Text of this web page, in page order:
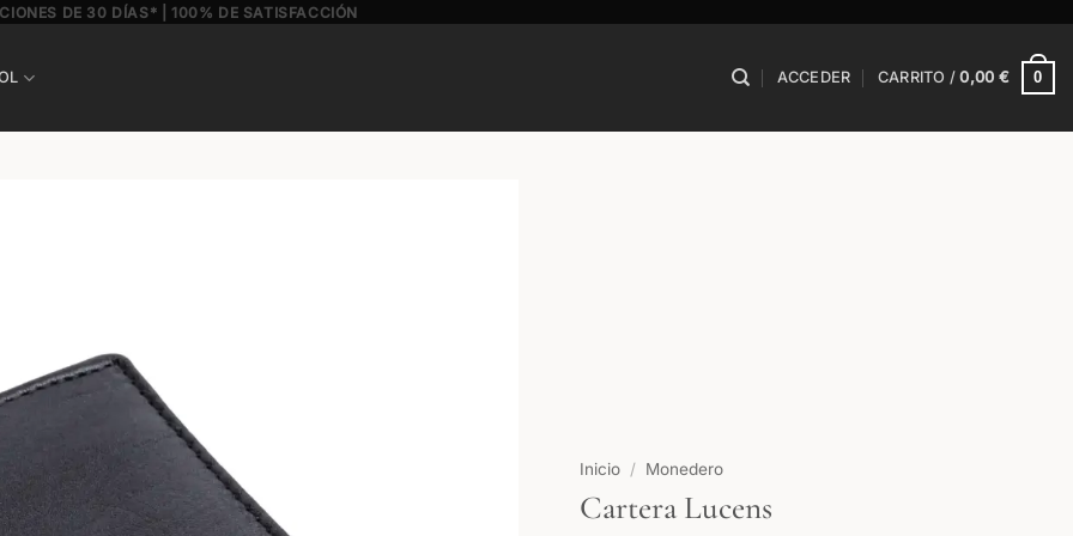
DE 30 DÍAS* | 100% DE SATISFACCIÓN
ACCEDER CARRITO /0,00 € 0
Inicio / Monedero
Cartera Lucens